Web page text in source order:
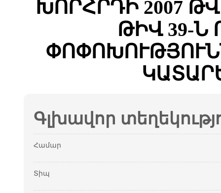
ԽՈՐՀՐԴԻ 2007
ԹԻՎ 39-
Գլխավոր
Համար
Տիպ